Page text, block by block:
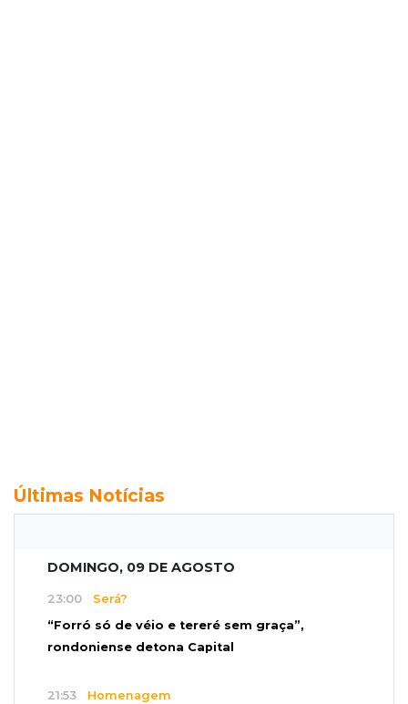
Últimas Notícias
DOMINGO, 09 DE AGOSTO
23:00 Será?
“Forró só de véio e tereré sem graça”,
rondoniense detona Capital
21:53 Homenagem